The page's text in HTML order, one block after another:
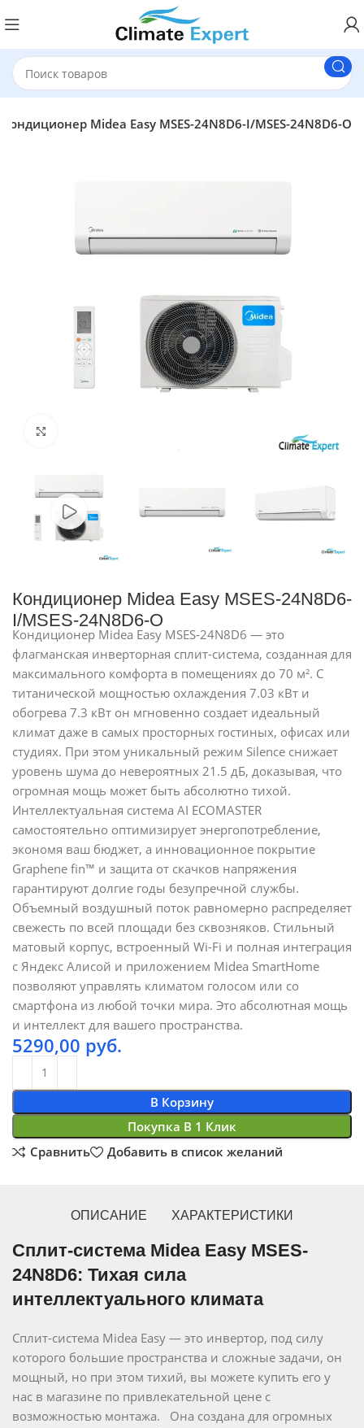
Кондиционер Midea Easy MSES-24N8D6-I/MSES-24N8D6-O
Кондиционер Midea Easy MSES-24N8D6-
I/MSES-24N8D6-O
Кондиционер Midea Easy MSES-24N8D6 — это
флагманская инверторная сплит-система, созданная для
максимального комфорта в помещениях до 70 м². С
титанической мощностью охлаждения 7.03 кВт и
обогрева 7.3 кВт он мгновенно создает идеальный
климат даже в самых просторных гостиных, офисах или
студиях. При этом уникальный режим Silence снижает
уровень шума до невероятных 21.5 дБ, доказывая, что
огромная мощь может быть абсолютно тихой.
Интеллектуальная система AI ECOMASTER
самостоятельно оптимизирует энергопотребление,
экономя ваш бюджет, а инновационное покрытие
Graphene fin™ и защита от скачков напряжения
гарантируют долгие годы безупречной службы.
Объемный воздушный поток равномерно распределяет
свежесть по всей площади без сквозняков. Стильный
матовый корпус, встроенный Wi-Fi и полная интеграция
с Яндекс Алисой и приложением Midea SmartHome
позволяют управлять климатом голосом или со
смартфона из любой точки мира. Это абсолютная мощь
и интеллект для вашего пространства.
5290,00 руб.
В Корзину
Покупка В 1 Клик
Сравнить
Добавить в список желаний
ОПИСАНИЕ ХАРАКТЕРИСТИКИ
Сплит-система Midea Easy MSES-
24N8D6: Тихая сила
интеллектуального климата
Сплит-система Midea Easy — это инвертор, под силу
которого большие пространства и сложные задачи, он
мощный, но при этом тихий, вы можете купить его у
нас в магазине по привлекательной цене с
возможностью монтажа. Она создана для огромных